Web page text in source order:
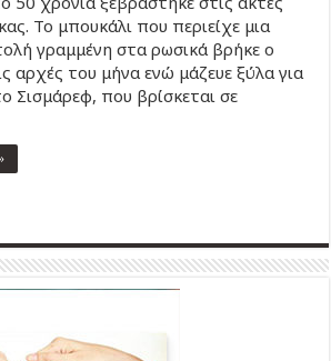
Το μπουκάλι που περιείχε μια
γραμμένη στα ρωσικά βρήκε ο
αρχές του μήνα ενώ μάζευε ξύλα για
Σισμάρεφ, που βρίσκεται σε